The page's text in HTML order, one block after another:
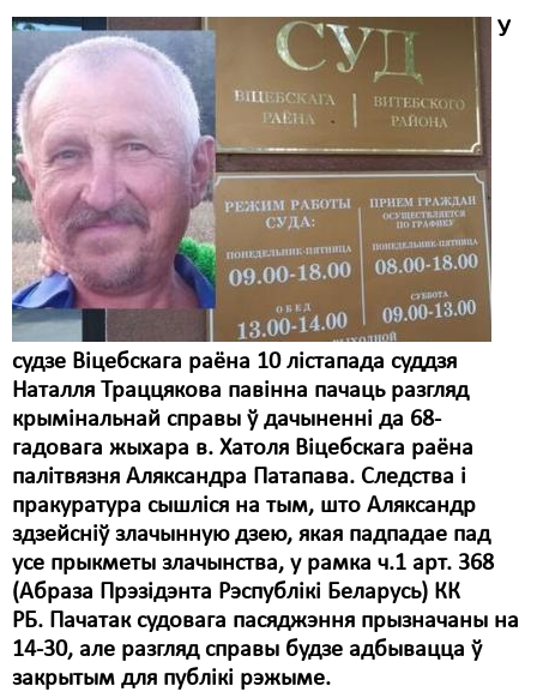
У
судзе Віцебскага раёна 10 лістапада суддзя
Наталля Траццякова павінна пачаць разгляд
крымінальнай справы ў дачыненні да 68-
гадовага жыхара в. Хатоля Віцебскага раёна
палітвязня Аляксандра Патапава. Следства і
пракуратура сышліся на тым, што Аляксандр
здзейсніў злачынную дзею, якая падпадае пад
усе прыкметы злачынства, у рамка ч.1 арт. 368
(Абраза Прэзідэнта Рэспублікі Беларусь) КК
РБ. Пачатак судовага пасяджэння прызначаны на
14-30, але разгляд справы будзе адбывацца ў
закрытым для публікі рэжыме.